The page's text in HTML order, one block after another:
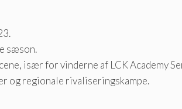
sæson.
især for vinderne af LCK Academy
og regionale rivaliseringskampe.